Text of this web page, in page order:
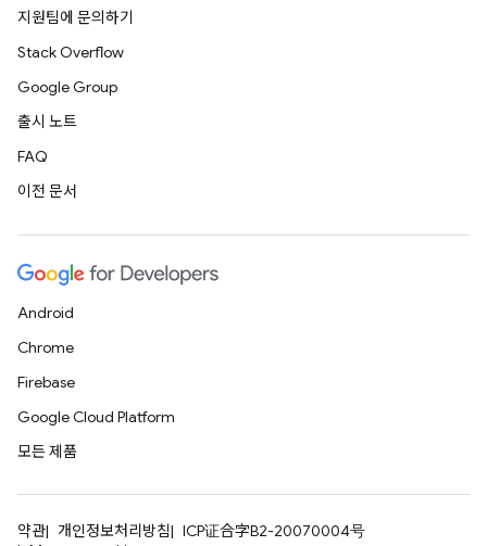
지원팀에 문의하기
Stack Overflow
Google Group
출시 노트
FAQ
이전 문서
Android
Chrome
Firebase
Google Cloud Platform
모든 제품
약관 개인정보처리방침
ICP证合字B2-20070004号